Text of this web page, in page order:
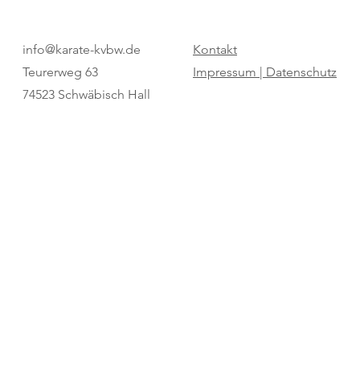
Pure Dominanz: Birtat MTV
Ludwigsburg zum zweiten Mal
Champion
für den SV
info@karate-kvbw.de
Teurerweg 63
74523 Schwäbisch Hall
Kontakt
Impressum | Datenschutz